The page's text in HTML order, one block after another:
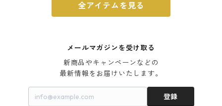
全アイテムを見る
メールマガジンを受け取る
新商品やキャンペーンなどの
最新情報をお届けいたします。
登録